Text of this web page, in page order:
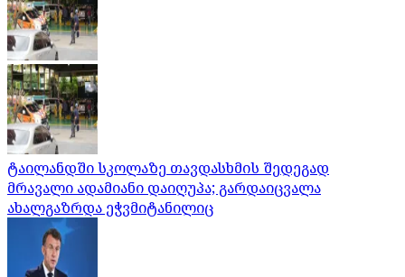
ტაილანდში სკოლაზე თავდასხმის შედეგად
მრავალი ადამიანი დაიღუპა; გარდაიცვალა
ახალგაზრდა ეჭვმიტანილიც